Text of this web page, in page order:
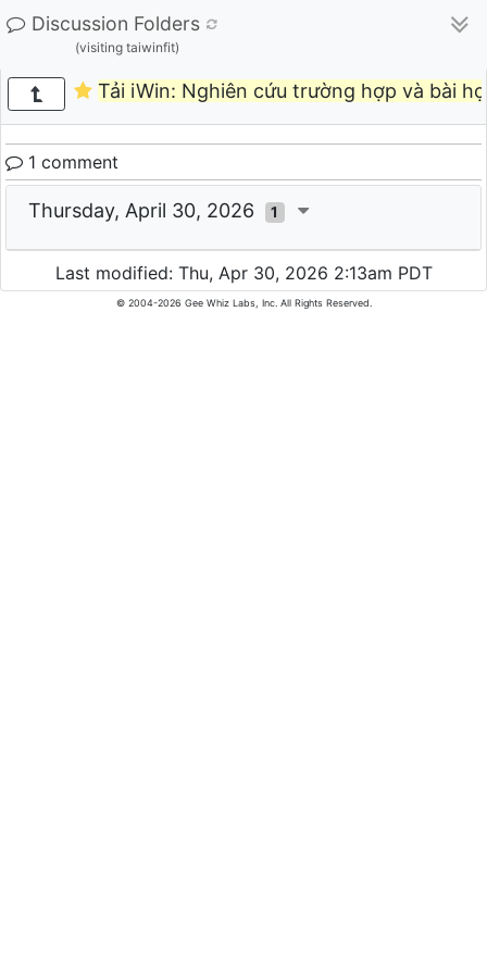
Discussion Folders
(visiting taiwinfit)
Tải iWin: Nghiên cứu trường hợp và bài
1 comment
Thursday, April 30, 2026 1
Last modified: Thu, Apr 30, 2026 2:13am PDT
© 2004-2026 Gee Whiz Labs, Inc. All Rights Reserved.